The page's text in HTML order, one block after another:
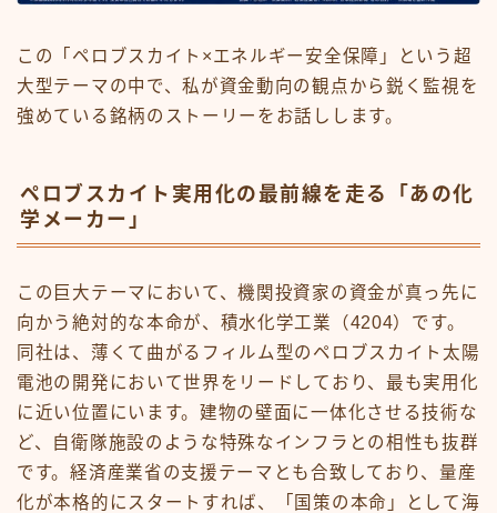
この「ペロブスカイト×エネルギー安全保障」という超
大型テーマの中で、私が資金動向の観点から鋭く監視を
強めている銘柄のストーリーをお話しします。
ペロブスカイト実用化の最前線を走る「あの化
学メーカー」
この巨大テーマにおいて、機関投資家の資金が真っ先に
向かう絶対的な本命が、積水化学工業（4204）です。
同社は、薄くて曲がるフィルム型のペロブスカイト太陽
電池の開発において世界をリードしており、最も実用化
に近い位置にいます。建物の壁面に一体化させる技術な
ど、自衛隊施設のような特殊なインフラとの相性も抜群
です。経済産業省の支援テーマとも合致しており、量産
化が本格的にスタートすれば、「国策の本命」として海